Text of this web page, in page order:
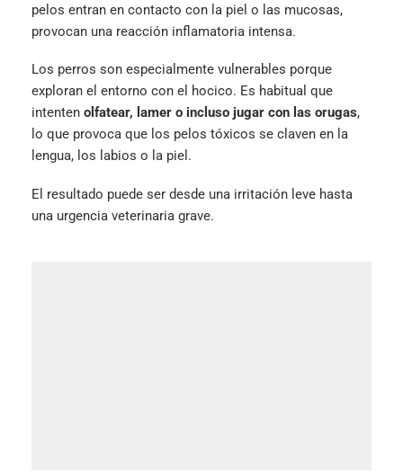
pelos entran en contacto con la piel o las mucosas,
provocan una reacción inflamatoria intensa.
Los perros son especialmente vulnerables porque
exploran el entorno con el hocico. Es habitual que
intenten olfatear, lamer o incluso jugar con las orugas,
lo que provoca que los pelos tóxicos se claven en la
lengua, los labios o la piel.
El resultado puede ser desde una irritación leve hasta
una urgencia veterinaria grave.